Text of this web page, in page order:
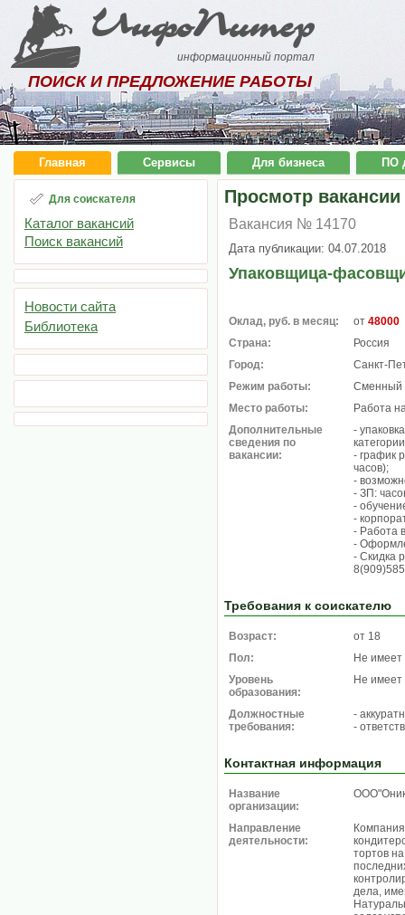
ИнфоПитер
информационный портал
ПОИСК И ПРЕДЛОЖЕНИЕ РАБОТЫ
Главная Сервисы Для бизнеса ПО
Для соискателя
Каталог вакансий
Поиск вакансий
Новости сайта
Библиотека
Просмотр вакансии
Вакансия № 14170
Дата публикации: 04.07.2018
Упаковщица-
Оклад, руб. в месяц: от 48000
Страна:
Россия
Город:
Санкт-
Режим работы:
Сменный
Место работы:
Работа
Дополнительные
сведения по
вакансии:
-
- график
часов);
-
- ЗП:
-
-
- Работа
-
- Скидка
Требования к соискателю
Возраст:
от 18
Пол:
Не имеет
Уровень
образования:
Не имеет
Должностные
требования:
-
-
Контактная информация
Название
организации:
Направление
деятельности:
тортов
дела,